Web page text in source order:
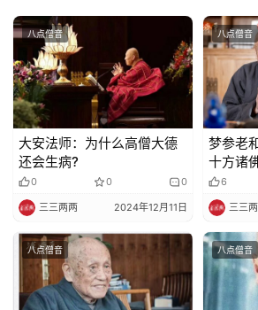
八点僧音
大安法师：为什么高僧大德
还会生病?
0 0 0
三三两两 2024年12月11日
八点僧音
梦参老
十方诸
6
三三
八点僧音 八点僧音